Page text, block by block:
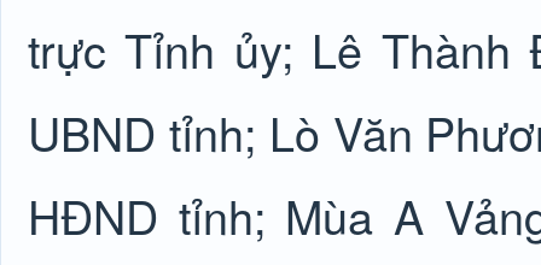
trực Tỉnh ủy; Lê Thành
UBND tỉnh; Lò Văn
HĐND tỉnh; Mùa A